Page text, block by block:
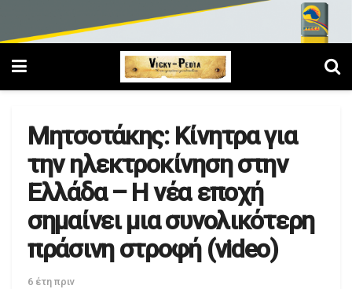
Μητσοτάκης: Kίνητρα για
την ηλεκτροκίνηση στην
Ελλάδα – Η νέα εποχή
σημαίνει μια συνολικότερη
πράσινη στροφή (video)
6 έτη πριν